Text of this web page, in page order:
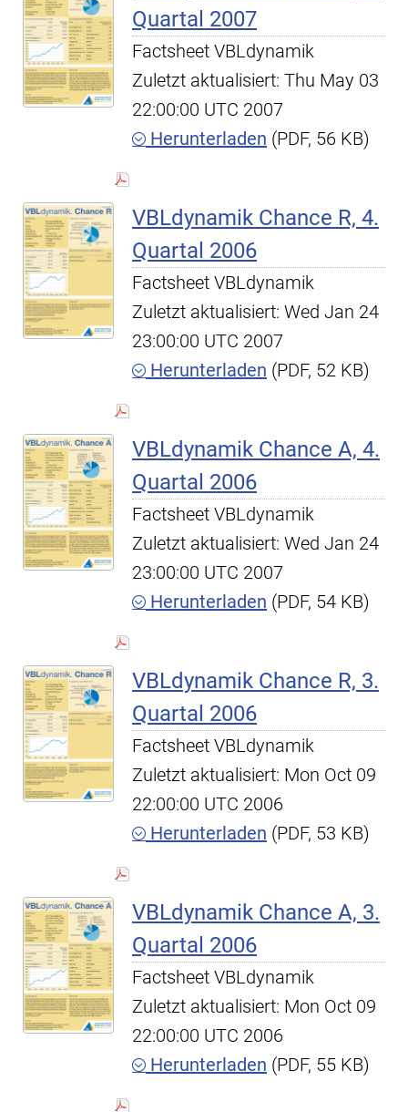
Quartal 2007
Factsheet VBLdynamik
Zuletzt aktualisiert: Thu May 03
22:00:00 UTC 2007
Herunterladen (PDF, 56 KB)
VBLdynamik Chance R, 4.
Quartal 2006
Factsheet VBLdynamik
Zuletzt aktualisiert: Wed Jan 24
23:00:00 UTC 2007
Herunterladen (PDF, 52 KB)
VBLdynamik Chance A, 4.
Quartal 2006
Factsheet VBLdynamik
Zuletzt aktualisiert: Wed Jan 24
23:00:00 UTC 2007
Herunterladen (PDF, 54 KB)
VBLdynamik Chance R, 3.
Quartal 2006
Factsheet VBLdynamik
Zuletzt aktualisiert: Mon Oct 09
22:00:00 UTC 2006
Herunterladen (PDF, 53 KB)
VBLdynamik Chance A, 3.
Quartal 2006
Factsheet VBLdynamik
Zuletzt aktualisiert: Mon Oct 09
22:00:00 UTC 2006
Herunterladen (PDF, 55 KB)